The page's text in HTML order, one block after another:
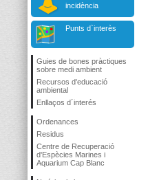
incidència
Punts d`interès
Guies de bones pràctiques
sobre medi ambient
Recursos d'educació
ambiental
Enllaços d´interés
Ordenances
Residus
Centre de Recuperació
d'Espècies Marines i
Aquarium Cap Blanc